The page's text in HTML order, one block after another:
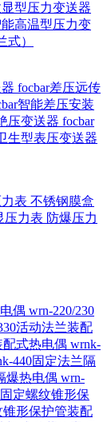
显型压力变送器
能高温型压力变
式）
focbar差压远传
智能差压安装
压变送器 focbar
生型表压变送器
表 不锈钢膜盒
压力表 防爆压力
偶 wrn-220/230
活动法兰装配
配式热电偶 wrnk-
440固定法兰隔
爆热电偶 wrn-
定螺纹锥形保
锥形保护管装配